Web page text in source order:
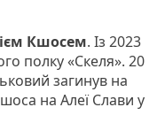
Кшосем. Із 2023
полку «Скеля». 20
загинув на
на Алеї Слави у